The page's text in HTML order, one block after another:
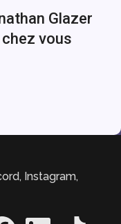
Glazer
chez vous
Instagram,
LinkedIn TikTok